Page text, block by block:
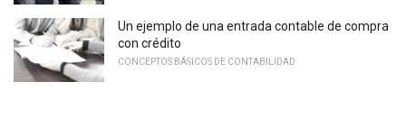
Un ejemplo de una entrada contable de compra
con crédito
CONCEPTOS BÁSICOS DE CONTABILIDAD